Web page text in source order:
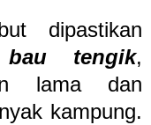
dipastikan
bau tengik,
lama dan
kampung.